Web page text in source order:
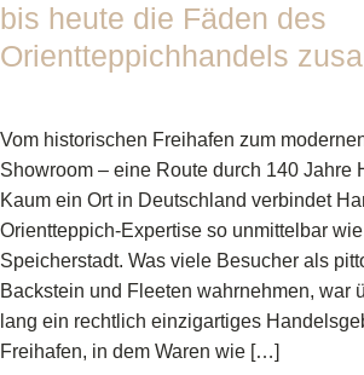
bis heute die Fäden des
Orientteppichhandels
Vom historischen Freihafen zum
Showroom – eine Route durch 140 Jahre
Kaum ein Ort in Deutschland verbindet
Orientteppich-Expertise so unmittelbar
Speicherstadt. Was viele Besucher als
Backstein und Fleeten wahrnehmen, war
lang ein rechtlich einzigartiges
Freihafen, in dem Waren wie […]